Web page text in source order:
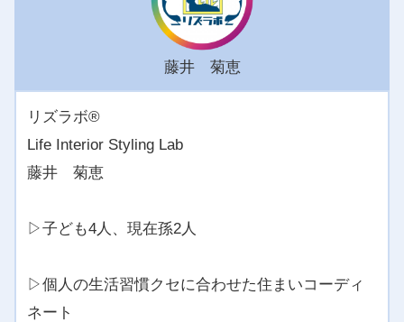
藤井 菊恵
リズラボ®️
Life Interior Styling Lab
藤井 菊恵
▷子ども4人、現在孫2人
▷個人の生活習慣クセに合わせた住まいコーディ
ネート